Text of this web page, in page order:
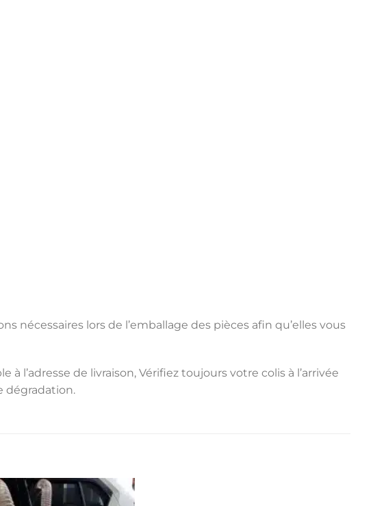
lors de l’emballage des pièces afin qu’elles vous
l’adresse de livraison, Vérifiez toujours votre colis à l’arrivée
dégradation.